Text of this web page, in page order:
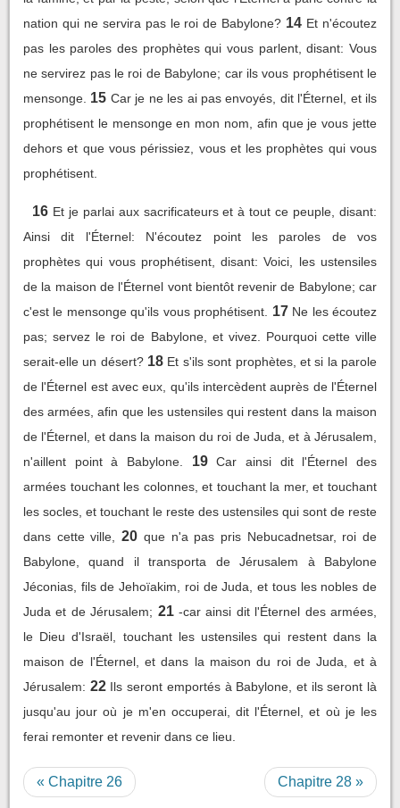
nation qui ne servira pas le roi de Babylone? 14 Et n'écoutez
pas les paroles des prophètes qui vous parlent, disant: Vous
ne servirez pas le roi de Babylone; car ils vous prophétisent le
mensonge. 15 Car je ne les ai pas envoyés, dit l'Éternel, et ils
prophétisent le mensonge en mon nom, afin que je vous jette
dehors et que vous périssiez, vous et les prophètes qui vous
prophétisent.
16 Et je parlai aux sacrificateurs et à tout ce peuple, disant:
Ainsi dit l'Éternel: N'écoutez point les paroles de vos
prophètes qui vous prophétisent, disant: Voici, les ustensiles
de la maison de l'Éternel vont bientôt revenir de Babylone; car
c'est le mensonge qu'ils vous prophétisent.
17 Ne les écoutez
pas; servez le roi de Babylone, et vivez. Pourquoi cette ville
serait-elle un désert? 18 Et s'ils sont prophètes, et si la parole
de l'Éternel est avec eux, qu'ils intercèdent auprès de l'Éternel
des armées, afin que les ustensiles qui restent dans la maison
de l'Éternel, et dans la maison du roi de Juda, et à Jérusalem,
n'aillent point à Babylone.
19
Car ainsi dit l'Éternel des
armées touchant les colonnes, et touchant la mer, et touchant
les socles, et touchant le reste des ustensiles qui sont de reste
dans cette ville,
20 que n'a pas pris Nebucadnetsar, roi de
Babylone, quand il transporta de Jérusalem à Babylone
Jéconias, fils de Jehoïakim, roi de Juda, et tous les nobles de
Juda et de Jérusalem; 21 -car ainsi dit l'Éternel des armées,
le Dieu d'Israël, touchant les ustensiles qui restent dans la
maison de l'Éternel, et dans la maison du roi de Juda, et à
Jérusalem: 22 Ils seront emportés à Babylone, et ils seront là
jusqu'au jour où je m'en occuperai, dit l'Éternel, et où je les
ferai remonter et revenir dans ce lieu.
« Chapitre 26 Chapitre 28 »